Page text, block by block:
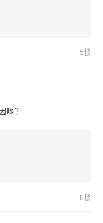
5楼
啊？
6楼